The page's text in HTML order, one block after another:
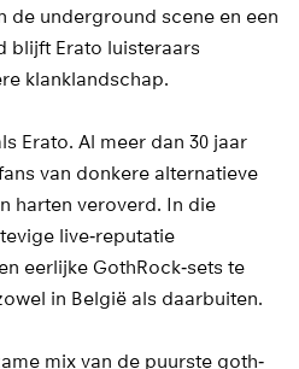
de underground scene en een
blijft Erato luisteraars
klanklandschap.
Erato. Al meer dan 30 jaar
van donkere alternatieve
harten veroverd. In die
live‑reputatie
eerlijke GothRock‑sets te
in België als daarbuiten.
mix van de puurste goth‑